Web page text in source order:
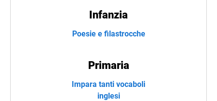
Infanzia
Poesie e filastrocche
Primaria
Impara tanti vocaboli
inglesi